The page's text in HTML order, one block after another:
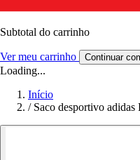
Subtotal do carrinho
Ver meu carrinho Continuar
Loading...
Início
/ Saco desportivo adidas